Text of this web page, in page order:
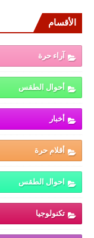
الأقسام
آراء حرة
أحوال الطقس
أخبار
أقلام حرة
احوال الطقس
تكنولوجيا